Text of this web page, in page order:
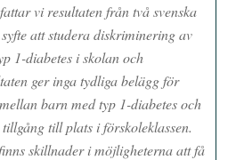
vi resultaten från två svenska
att studera diskriminering av
1-diabetes i skolan och
ger inga tydliga belägg för
barn med typ 1-diabetes och
till plats i förskoleklassen.
skillnader i möjligheterna att få